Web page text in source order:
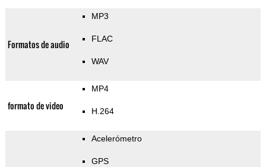
Formatos de audio
MP3
FLAC
WAV
formato de video
MP4
H.264
Acelerómetro
GPS